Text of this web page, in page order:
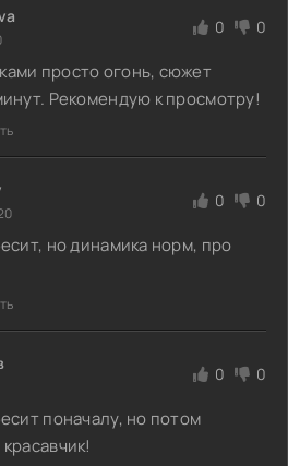
0 0
просто огонь, сюжет
Рекомендую к просмотру!
0 0
но динамика норм, про
0 0
поначалу, но потом